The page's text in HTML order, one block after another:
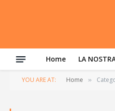
Home LA
YOU ARE AT: Home »